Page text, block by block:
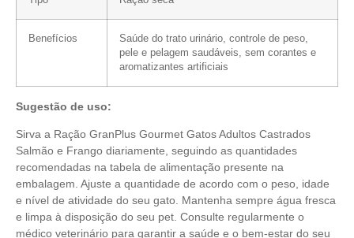
Benefícios
Saúde do trato urinário, controle de peso,
pele e pelagem saudáveis, sem corantes e
aromatizantes artificiais
Sugestão de uso:
Sirva a Ração GranPlus Gourmet Gatos Adultos Castrados
Salmão e Frango diariamente, seguindo as quantidades
recomendadas na tabela de alimentação presente na
embalagem. Ajuste a quantidade de acordo com o peso, idade
e nível de atividade do seu gato. Mantenha sempre água fresca
e limpa à disposição do seu pet. Consulte regularmente o
médico veterinário para garantir a saúde e o bem-estar do seu